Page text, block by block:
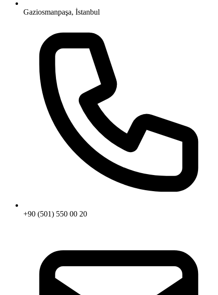
Gaziosmanpaşa, İstanbul
+90 (501) 550 00 20